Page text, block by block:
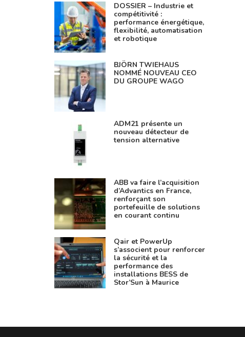
DOSSIER – Industrie et
compétitivité :
performance énergétique,
flexibilité, automatisation
et robotique
BJÖRN TWIEHAUS
NOMMÉ NOUVEAU CEO
DU GROUPE WAGO
ADM21 présente un
nouveau détecteur de
tension alternative
ABB va faire l’acquisition
d’Advantics en France,
renforçant son
portefeuille de solutions
en courant continu
Qair et PowerUp
s’associent pour renforcer
la sécurité et la
performance des
installations BESS de
Stor’Sun à Maurice